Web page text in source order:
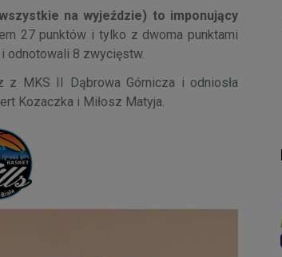
na wyjeździe) to imponujący
27 punktów i tylko z dwoma punktami
odnotowali 8 zwycięstw.
z MKS II Dąbrowa Górnicza i odniosła
Kozaczka i Miłosz Matyja.